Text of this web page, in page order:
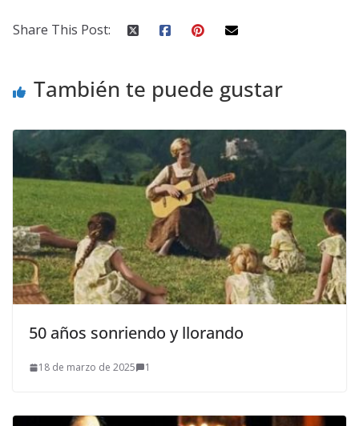
Share This Post:
También te puede gustar
50 años sonriendo y llorando
18 de marzo de 2025 1